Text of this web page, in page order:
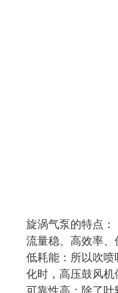
旋涡气泵的特点：
流量稳、高效率
低耗能：所以吹
化时，高压鼓风
可靠性高：除了